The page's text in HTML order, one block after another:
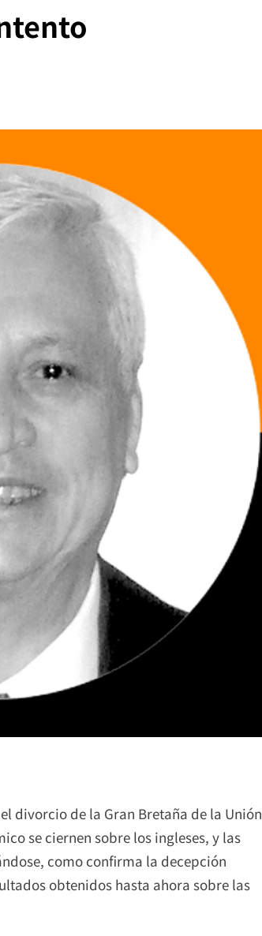
divorcio de la Gran Bretaña de la Unión
se ciernen sobre los ingleses, y las
como confirma la decepción
obtenidos hasta ahora sobre las